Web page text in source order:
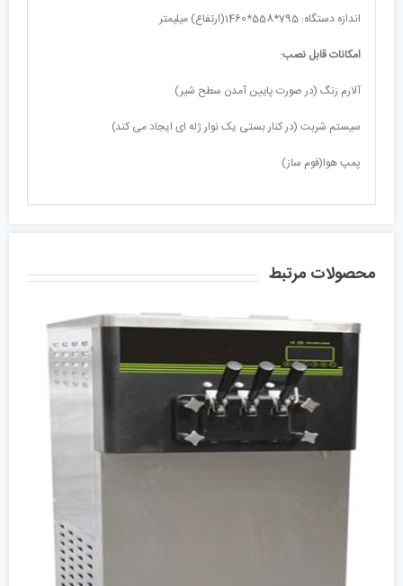
اندازه دستگاه: 795*558*1460(ارتفاع) میلیمتر
امکانات قابل نصب:
آلارم زنگ (در صورت پایین آمدن سطح شیر)
سیستم شربت (در کنار بستی یک نوار ژله ای ایجاد می کند)
پمپ هوا(فوم ساز)
محصولات مرتبط